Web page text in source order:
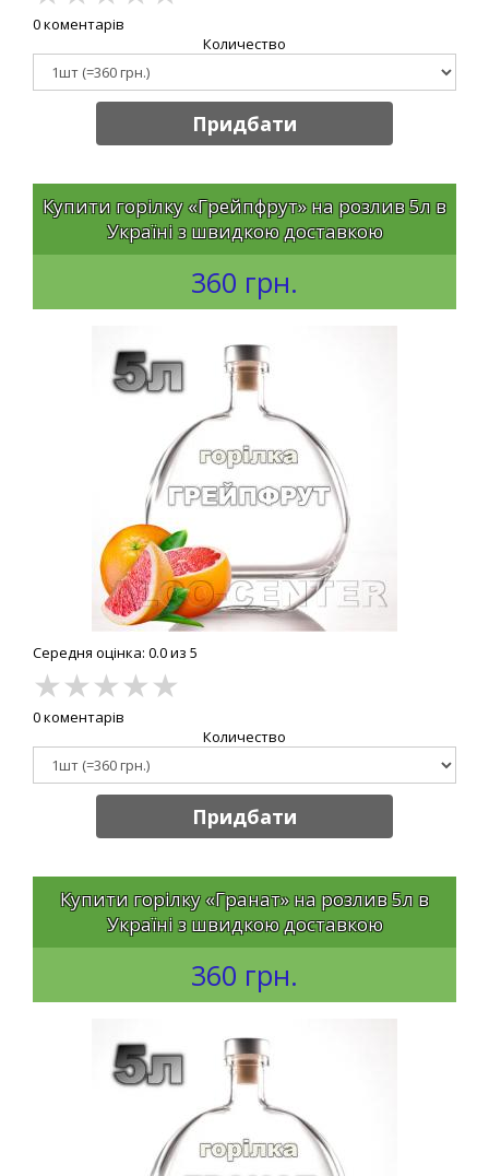
0 коментарів
Количество
Придбати
Купити горілку «Грейпфрут» на розлив 5л в
Україні з швидкою доставкою
360 грн.
Середня оцінка: 0.0 из 5
★★★★★
0 коментарів
Количество
Придбати
Купити горілку «Гранат» на розлив 5л в
Україні з швидкою доставкою
360 грн.